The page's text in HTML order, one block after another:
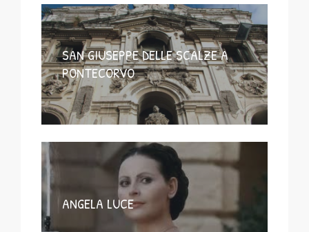
SAN GIUSEPPE DELLE SCALZE A
PONTECORVO
ANGELA LUCE